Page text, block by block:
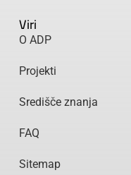
Viri
O ADP
Projekti
Središče znanja
FAQ
Sitemap